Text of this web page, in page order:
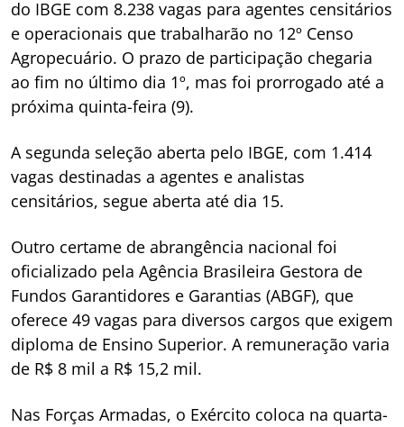
do IBGE com 8.238 vagas para agentes censitários
e operacionais que trabalharão no 12º Censo
Agropecuário. O prazo de participação chegaria
ao fim no último dia 1º, mas foi prorrogado até a
próxima quinta-feira (9).
A segunda seleção aberta pelo IBGE, com 1.414
vagas destinadas a agentes e analistas
censitários, segue aberta até dia 15.
Outro certame de abrangência nacional foi
oficializado pela Agência Brasileira Gestora de
Fundos Garantidores e Garantias (ABGF), que
oferece 49 vagas para diversos cargos que exigem
diploma de Ensino Superior. A remuneração varia
de R$ 8 mil a R$ 15,2 mil.
Nas Forças Armadas, o Exército coloca na quarta-